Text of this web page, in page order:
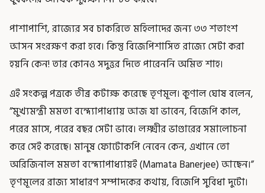
পাশাপাশি, রাজ্যের সব চাকরিতে মহিলাদের জন্য ৩৩ শতাংশ
আসন সংরক্ষণ করা হবে। কিন্তু বিজেপিশাসিত রাজ্যে সেটা করা
হয়নি কেন! তার কোনও সদুত্তর দিতে পারেননি অমিত শাহ।
এই সংকল্প পত্রকে তীব্র কটাক্ষ করেছে তৃণমূল। কুণাল ঘোষ বলেন,
”মুখ্যমন্ত্রী মমতা বন্দ্যোপাধ্যায় আজ যা ভাবেন, বিজেপি কাল,
পরের মাসে, পরের বছর সেটা ভাবে। লক্ষ্মীর ভাণ্ডারের সমালোচনা
করে সেই করেছে। মানুষ ফোটোকপি নেবেন কেন, এখানে তো
অরিজিনাল মমতা বন্দ্যোপাধ্যায়ই (Mamata Banerjee) আছেন।”
তৃণমূলের রাজ্য সাধারণ সম্পাদকের কথায়, বিজেপি সুবিধা দুটো।